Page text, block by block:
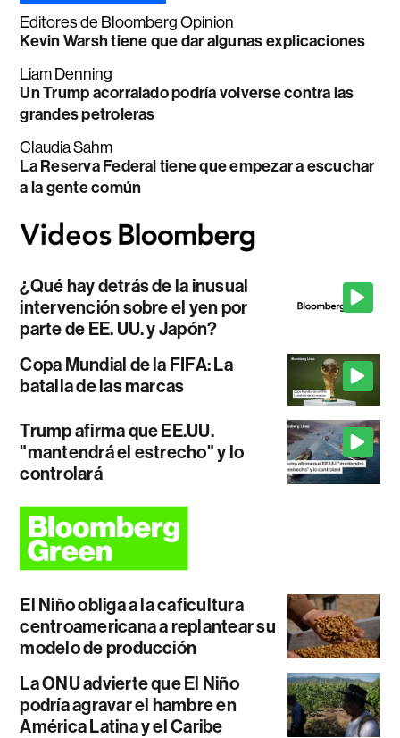
Editores de Bloomberg Opinion
Kevin Warsh tiene que dar algunas explicaciones
Liam Denning
Un Trump acorralado podría volverse contra las
grandes petroleras
Claudia Sahm
La Reserva Federal tiene que empezar a escuchar
a la gente común
¿Qué hay detrás de la inusual
intervención sobre el yen por
parte de EE. UU. y Japón?
Copa Mundial de la FIFA: La
batalla de las marcas
Trump afirma que EE.UU.
"mantendrá el estrecho" y lo
controlará
El Niño obliga a la caficultura
centroamericana a replantear su
modelo de producción
La ONU advierte que El Niño
podría agravar el hambre en
América Latina y el Caribe